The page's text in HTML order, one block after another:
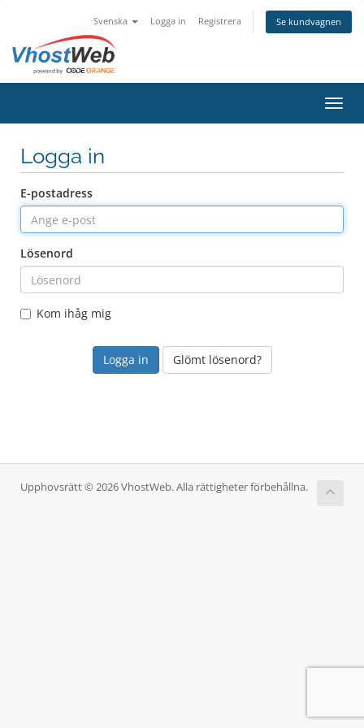
Svenska Logga in Registrera Se kundvagnen
Logga in
E-postadress
Lösenord
Kom ihåg mig
Glömt lösenord?
Upphovsrätt © 2026 VhostWeb. Alla rättigheter förbehållna.